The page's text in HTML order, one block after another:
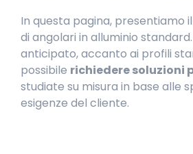
In questa pagina, presentiamo
di angolari in alluminio
anticipato, accanto ai profili
possibile richiedere soluzioni
studiate su misura in base alle
esigenze del cliente.